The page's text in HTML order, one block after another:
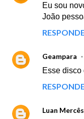
Eu sou
João
Geampara
Esse disco
Luan Mercês